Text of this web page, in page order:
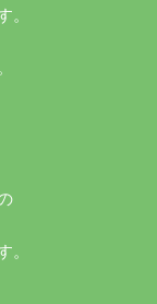
。
。